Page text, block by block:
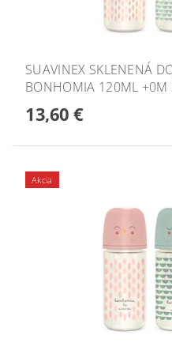
SUAVINEX SKLENENÁ
BONHOMIA 120ML +0M
13,60 €
Akcia